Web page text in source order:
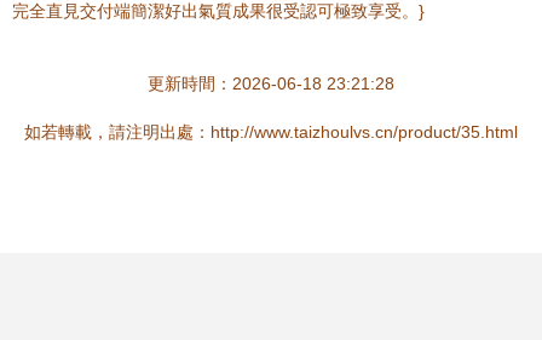
完全直見交付端簡潔好出氣質成果很受認可極致享受。}
更新時間：2026-06-18 23:21:28
如若轉載，請注明出處：http://www.taizhoulvs.cn/product/35.html